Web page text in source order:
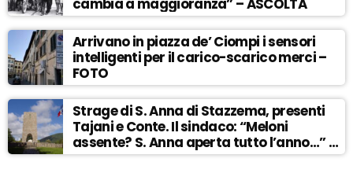
cambia a maggioranza” – ASCOLTA
Arrivano in piazza de’ Ciompi i sensori
intelligenti per il carico-scarico merci –
FOTO
Strage di S. Anna di Stazzema, presenti
Tajani e Conte. Il sindaco: “Meloni
assente? S. Anna aperta tutto l’anno…” –
ASCOLTA